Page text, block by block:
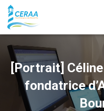
[Portrait]
fondatrice